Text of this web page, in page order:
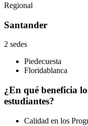
Regional
Santander
2 sedes
Piedecuesta
Floridablanca
¿En qué beneficia
estudiantes?
Calidad en los